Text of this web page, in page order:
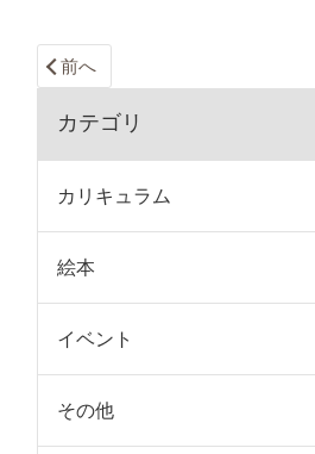
前へ
カテゴリ
カリキュラム
絵本
イベント
その他